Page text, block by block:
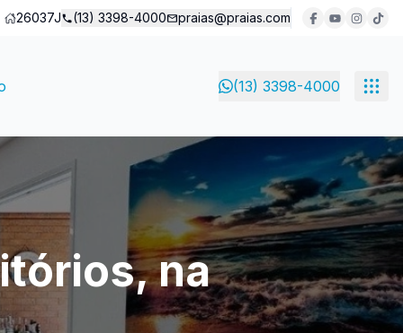
26037J (13) 3398-4000 praias@praias.com
(13) 3398-4000
na